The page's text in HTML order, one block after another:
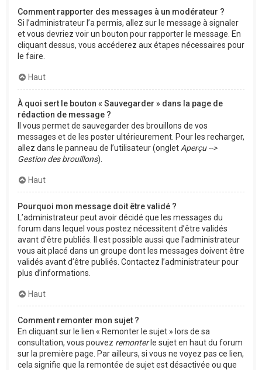
Comment rapporter des messages à un modérateur ?
Si l’administrateur l’a permis, allez sur le message à signaler
et vous devriez voir un bouton pour rapporter le message. En
cliquant dessus, vous accéderez aux étapes nécessaires pour
le faire.
Haut
À quoi sert le bouton « Sauvegarder » dans la page de
rédaction de message ?
Il vous permet de sauvegarder des brouillons de vos
messages et de les poster ultérieurement. Pour les recharger,
allez dans le panneau de l’utilisateur (onglet Aperçu -->
Gestion des brouillons).
Haut
Pourquoi mon message doit être validé ?
L’administrateur peut avoir décidé que les messages du
forum dans lequel vous postez nécessitent d’être validés
avant d’être publiés. Il est possible aussi que l’administrateur
vous ait placé dans un groupe dont les messages doivent être
validés avant d’être publiés. Contactez l’administrateur pour
plus d’informations.
Haut
Comment remonter mon sujet ?
En cliquant sur le lien « Remonter le sujet » lors de sa
consultation, vous pouvez remonterle sujet en haut du forum
sur la première page. Par ailleurs, si vous ne voyez pas ce lien,
cela signifie que la remontée de sujet est désactivée ou que